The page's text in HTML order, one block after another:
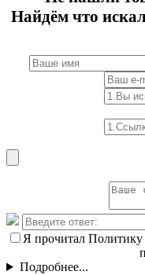
Найдём что
Я прочитал Политику
Подробнее...